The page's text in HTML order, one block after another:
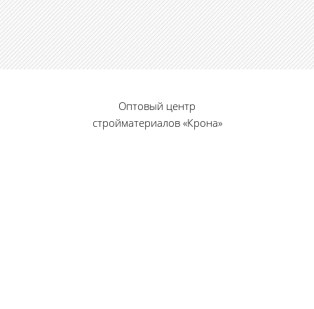
Оптовый центр
стройматериалов «Крона»